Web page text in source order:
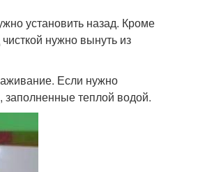
установить назад. Кроме
нужно вынуть из
Если нужно
заполненные теплой водой.